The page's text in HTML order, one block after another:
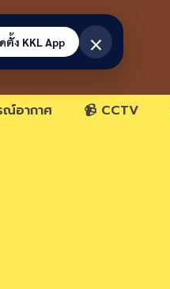
ณ์อากาศ 📹 CCTV
ตั้ง KKL App ×